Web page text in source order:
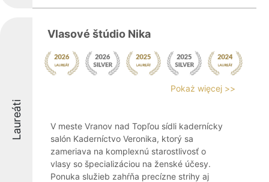
Laureáti
Vlasové štúdio Nika
Pokaż więcej >>
V meste Vranov nad Topľou sídli kadernícky
salón Kaderníctvo Veronika, ktorý sa
zameriava na komplexnú starostlivosť o
vlasy so špecializáciou na ženské účesy.
Ponuka služieb zahŕňa precízne strihy aj